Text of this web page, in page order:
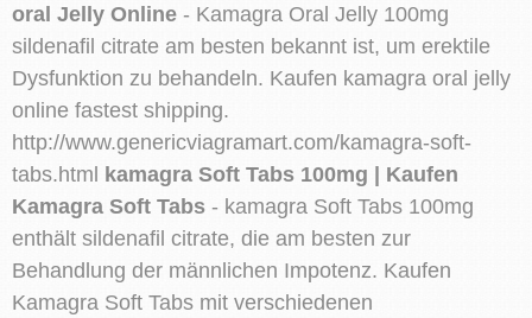
oral Jelly Online - Kamagra Oral Jelly 100mg
sildenafil citrate am besten bekannt ist, um erektile
Dysfunktion zu behandeln. Kaufen kamagra oral jelly
online fastest shipping.
http://www.genericviagramart.com/kamagra-soft-
tabs.html kamagra Soft Tabs 100mg | Kaufen
Kamagra Soft Tabs - kamagra Soft Tabs 100mg
enthält sildenafil citrate, die am besten zur
Behandlung der männlichen Impotenz. Kaufen
Kamagra Soft Tabs mit verschiedenen